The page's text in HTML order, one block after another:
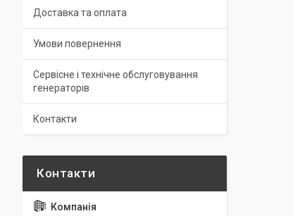
Доставка та оплата
Умови повернення
Сервісне і технічне обслуговування
генераторів
Контакти